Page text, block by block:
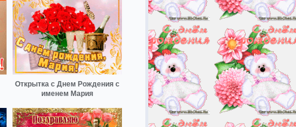
Открытка с Днем Рождения с
именем Мария